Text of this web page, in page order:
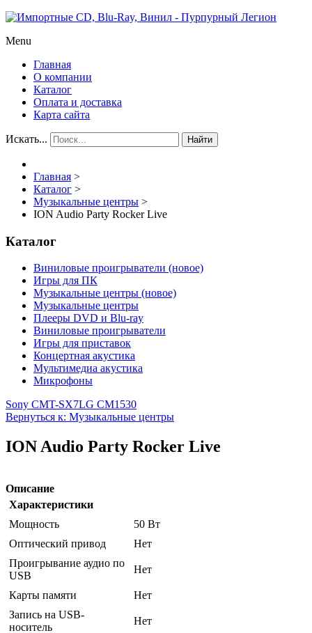
Menu
Главная
О компании
Каталог
Оплата и доставка
Карта сайта
Искать... Найти
Главная >
Каталог >
Музыкальные центры >
ION Audio Party Rocker Live
Каталог
Виниловые проигрыватели (новое)
Игры для ПК
Музыкальные центры (новое)
Музыкальные центры
Плееры DVD и Blu-ray
Виниловые проигрыватели
Игры для приставок
Концертная акустика
Мультимедиа акустика
Микрофоны
Sony CMT-SX7LG CM1530
Вернуться к: Музыкальные центры
ION Audio Party Rocker Live
Описание
Характеристики
Мощность
50 Вт
Оптический привод
Нет
Проигрывание аудио по
USB
Нет
Карты памяти
Нет
Запись на USB-
носитель
Нет